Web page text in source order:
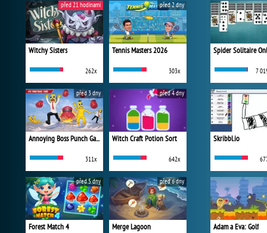
Witchy Sisters
262x
před 21 hodinami
Tennis Masters 2026
303x
před 2 dny
Annoying Boss Punch Game
311x
před 3 dny
Witch Craft Potion Sort
642x
před 4 dny
Forest Match 4
před 5 dny
Merge Lagoon
před 6 dny
Spider Solitaire
7
Skribbl.io
Adam a Eva: Golf